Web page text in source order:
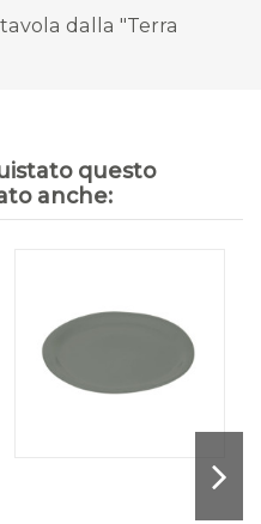
dalla "Terra
questo
anche: